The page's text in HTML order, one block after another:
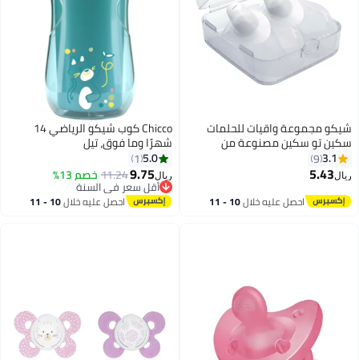
شيكو مجموعة واقيات للحلمات
سكين تو سكين مصنوعة من
السيليكون مقاس متوسط إلى كبير
مكونة من قطعتين
3.1
9
ريال5.43
احصل عليه خلال 10 - 11
Chicco كوب شيكو الرياضي 14
شهرًا وما فوق، تيل
5.0
1
ريال9.75
11.24خصم 13%
أقل سعر في السنة
أقل سعر في السنة
احصل عليه خلال 10 - 11